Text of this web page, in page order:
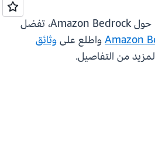
لمزيد من المعلومات حول Amazon Bedrock، تفضل
واطلع علىوثائق
لمزيد من التفاصيل.